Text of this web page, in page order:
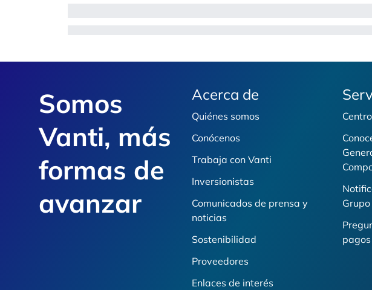
Somos
Vanti, más
formas de
avanzar
Acerca de
Quiénes somos
Conócenos
Trabaja con Vanti
Inversionistas
Comunicados de prensa y
noticias
Sostenibilidad
Proveedores
Enlaces de interés